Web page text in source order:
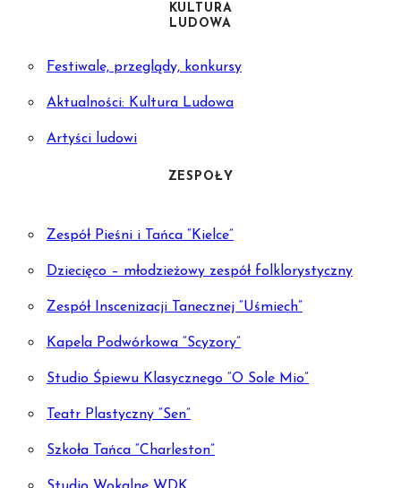
KULTURA
LUDOWA
Festiwale, przeglądy, konkursy
Aktualności: Kultura Ludowa
Artyści ludowi
ZESPOŁY
Zespół Pieśni i Tańca “Kielce”
Dziecięco – młodzieżowy zespół folklorystyczny
Zespół Inscenizacji Tanecznej “Uśmiech”
Kapela Podwórkowa “Scyzory”
Studio Śpiewu Klasycznego “O Sole Mio”
Teatr Plastyczny “Sen”
Szkoła Tańca “Charleston”